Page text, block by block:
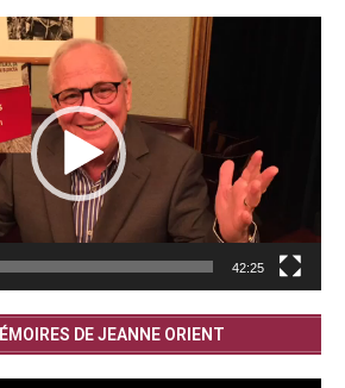
42:25
DE JEANNE ORIENT